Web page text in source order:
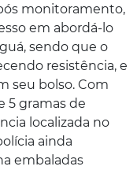
monitoramento,
em abordá-lo
sendo que o
resistência, e
seu bolso. Com
5 gramas de
localizada no
ainda
embaladas